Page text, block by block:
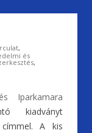
,
és
,
Iparkamara
kiadványt
címmel. A kis